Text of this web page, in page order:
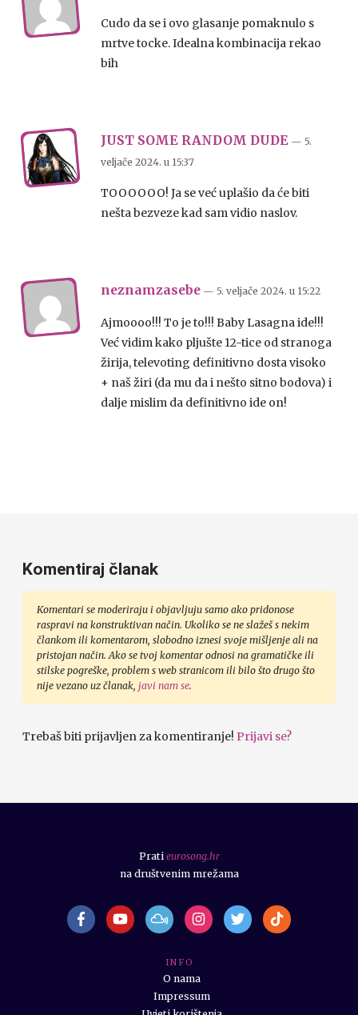
Cudo da se i ovo glasanje pomaknulo s
mrtve tocke. Idealna kombinacija rekao
bih
JUST SOME RANDOM DUDE — 5.
veljače 2024. u 15:37
TOOOOOO! Ja se već uplašio da će biti
nešta bezveze kad sam vidio naslov.
neznamzasebe — 5. veljače 2024. u 15:22
Ajmoooo!!! To je to!!! Baby Lasagna ide!!!
Već vidim kako pljušte 12-tice od stranoga
žirija, televoting definitivno dosta visoko
+ naš žiri (da mu da i nešto sitno bodova) i
dalje mislim da definitivno ide on!
Komentiraj članak
Komentari se moderiraju i objavljuju samo ako pridonose
raspravi na konstruktivan način. Ukoliko se ne slažeš s nekim
člankom ili komentarom, slobodno iznesi svoje mišljenje ali na
pristojan način. Ako se tvoj komentar odnosi na gramatičke ili
stilske pogreške, problem s web stranicom ili bilo što drugo što
nije vezano uz članak, javi nam se.
Trebaš biti prijavljen za komentiranje! Prijavi se?
I N F O
O nama
Impressum
Prati eurosong.hr
na društvenim mrežama